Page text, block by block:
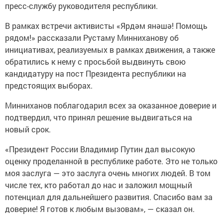
пресс-службу руководителя республики.
В рамках встречи активисты «Ярдәм янәшә! Помощь
рядом!» рассказали Рустаму Минниханову об
инициативах, реализуемых в рамках движения, а также
обратились к нему с просьбой выдвинуть свою
кандидатуру на пост Президента республики на
предстоящих выборах.
Минниханов поблагодарил всех за оказанное доверие и
подтвердил, что принял решение выдвигаться на
новый срок.
«Президент России Владимир Путин дал высокую
оценку проделанной в республике работе. Это не только
моя заслуга — это заслуга очень многих людей. В том
числе тех, кто работал до нас и заложил мощный
потенциал для дальнейшего развития. Спасибо вам за
доверие! Я готов к любым вызовам», — сказал он.